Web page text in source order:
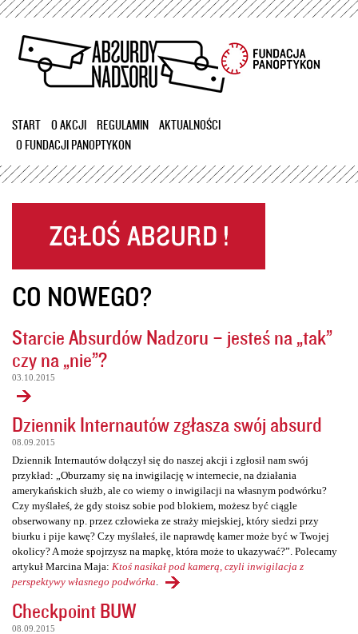
Przejdź
treści
START O AKCJI REGULAMIN
AKTUALNOŚCI
O FUNDACJI PANOPTYKON
CO NOWEGO?
Starcie Absurdów Nadzoru – jesteś na „tak”
czy na „nie”?
03.10.2015
Dziennik Internautów zgłasza swój absurd
08.09.2015
Dziennik Internautów dołączył się do naszej akcji i zgłosił nam swój
przykład: „Oburzamy się na inwigilację w internecie, na działania
amerykańskich służb, ale co wiemy o inwigilacji na własnym podwórku?
Czy myślałeś, że gdy stoisz sobie pod blokiem, możesz być ciągle
obserwowany np. przez człowieka ze straży miejskiej, który siedzi przy
biurku i pije kawę? Czy myślałeś, ile naprawdę kamer może być w Twojej
okolicy? A może spojrzysz na mapkę, która może to ukazywać?”. Polecamy
artykuł Marcina Maja: Ktoś nasikał pod kamerą, czyli inwigilacja z
perspektywy własnego podwórka
Checkpoint BUW
08.09.2015